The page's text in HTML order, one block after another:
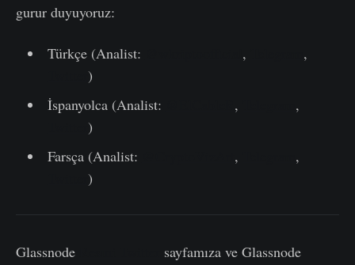
gurur duyuyoruz:
Türkçe (Analist: ,
,
)
İspanyolca (Analist:
,
,
)
Farsça (Analist:
,
,
)
Glassnode
sayfamıza ve Glassnode